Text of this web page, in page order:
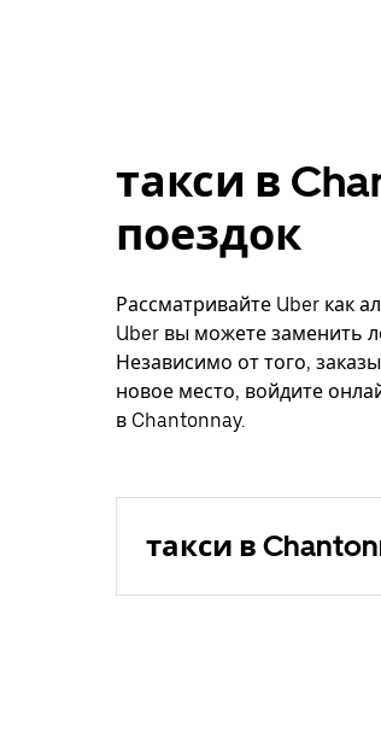
такси в
поездок
Рассматривайте Uber как
Uber вы можете заменить
Независимо от того,
новое место, войдите
в Chantonnay.
такси в